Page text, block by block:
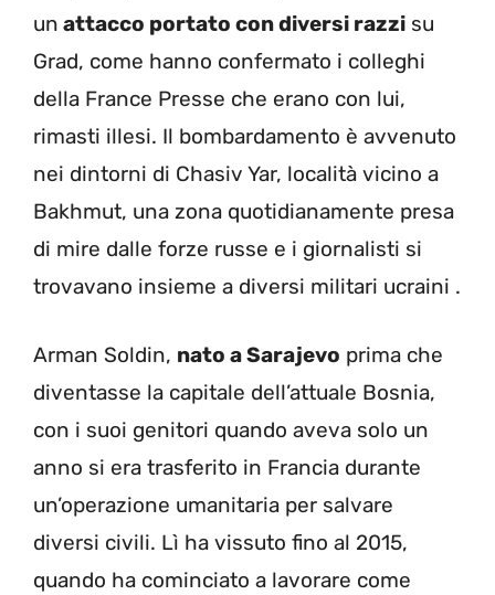
un attacco portato con diversi razzi su
Grad, come hanno confermato i colleghi
della France Presse che erano con lui,
rimasti illesi. Il bombardamento è avvenuto
nei dintorni di Chasiv Yar, località vicino a
Bakhmut, una zona quotidianamente presa
di mire dalle forze russe e i giornalisti si
trovavano insieme a diversi militari ucraini .
Arman Soldin, nato a Sarajevo prima che
diventasse la capitale dell’attuale Bosnia,
con i suoi genitori quando aveva solo un
anno si era trasferito in Francia durante
un’operazione umanitaria per salvare
diversi civili. Lì ha vissuto fino al 2015,
quando ha cominciato a lavorare come